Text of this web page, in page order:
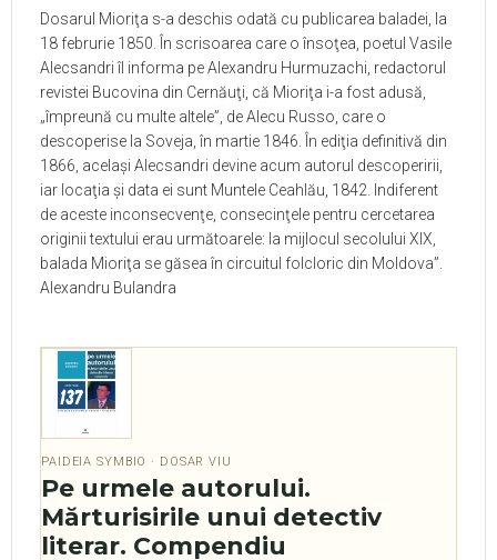
Dosarul Mioriţa s-a deschis odată cu publicarea baladei, la
18 februrie 1850. În scrisoarea care o însoţea, poetul Vasile
Alecsandri îl informa pe Alexandru Hurmuzachi, redactorul
revistei Bucovina din Cernăuţi, că Mioriţa i-a fost adusă,
„împreună cu multe altele”, de Alecu Russo, care o
descoperise la Soveja, în martie 1846. În ediţia definitivă din
1866, acelaşi Alecsandri devine acum autorul descoperirii,
iar locaţia şi data ei sunt Muntele Ceahlău, 1842. Indiferent
de aceste inconsecvenţe, consecinţele pentru cercetarea
originii textului erau următoarele: la mijlocul secolului XIX,
balada Mioriţa se găsea în circuitul folcloric din Moldova”.
Alexandru Bulandra
PAIDEIA SYMBIO · DOSAR VIU
Pe urmele autorului.
Mărturisirile unui detectiv
literar. Compendiu